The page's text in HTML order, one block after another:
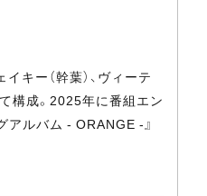
キー（幹葉）、ヴィーテ
て構成。2025年に番組エン
アルバム - ORANGE -』